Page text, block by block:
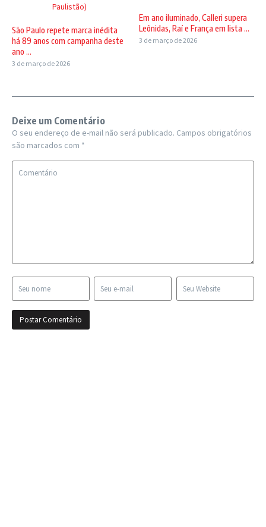
Paulistão)
São Paulo repete marca inédita
há 89 anos com campanha deste
ano ...
3 de março de 2026
Em ano iluminado, Calleri supera
Leônidas, Raí e França em lista ...
3 de março de 2026
Deixe um Comentário
O seu endereço de e-mail não será publicado. Campos obrigatórios
são marcados com *